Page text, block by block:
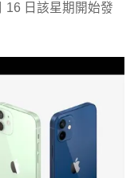
16 日該星期開始發